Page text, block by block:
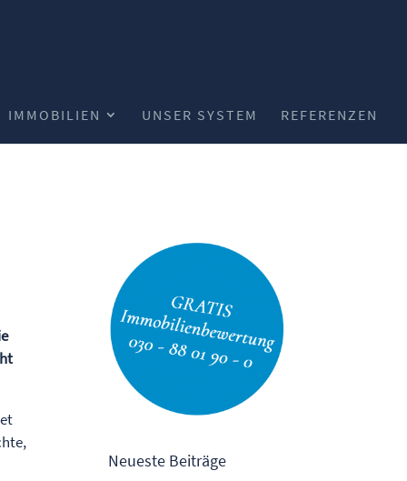
IMMOBILIEN UNSER SYSTEM REFERENZEN
Neueste Beiträge